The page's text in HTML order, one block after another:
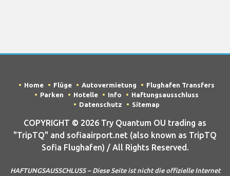
Home Flüge Autovermietung
Flughafen Transfers
Parken
Hotelle Info
Haftungsausschluss
Datenschutz
Sitemap
COPYRIGHT © 2026 Try Quantum OU trading as
"TripTQ" and sofiaairport.net (also known as TripTQ
Sofia Flughafen) / All Rights Reserved.
HAFTUNGSAUSSCHLUSS – Diese Seite ist nicht die offizielle Internet